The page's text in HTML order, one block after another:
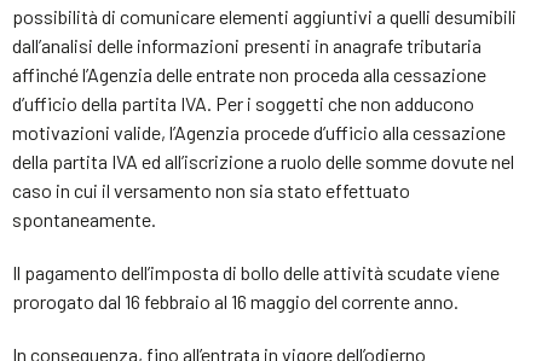
possibilità di comunicare elementi aggiuntivi a quelli desumibili
dall’analisi delle informazioni presenti in anagrafe tributaria
affinché l’Agenzia delle entrate non proceda alla cessazione
d’ufficio della partita IVA. Per i soggetti che non adducono
motivazioni valide, l’Agenzia procede d’ufficio alla cessazione
della partita IVA ed all’iscrizione a ruolo delle somme dovute nel
caso in cui il versamento non sia stato effettuato
spontaneamente.
Il pagamento dell’imposta di bollo delle attività scudate viene
prorogato dal 16 febbraio al 16 maggio del corrente anno.
In conseguenza, fino all’entrata in vigore dell’odierno